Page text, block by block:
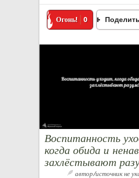
Огонь! 0
Воспитанность
когда обида и
захлёстывают
автор/источник не